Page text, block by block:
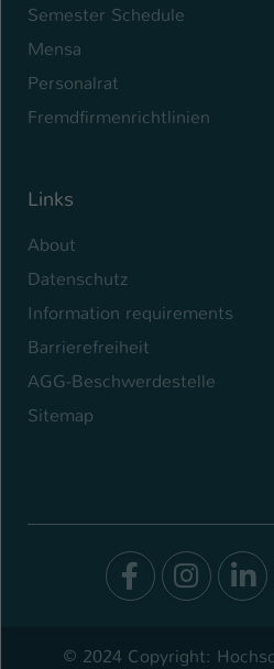
Semester Schedule
Mensa
Personalrat
Fremdfirmenrichtlinien
Links
About
Datenschutz
Information requirements
Barrierefreiheit
AGG-Beschwerdestelle
Sitemap
Facebook
© 2024 Copyright: